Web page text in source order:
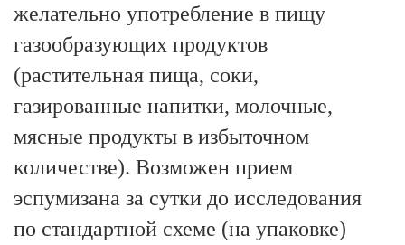
желательно употребление в пищу
газообразующих продуктов
(растительная пища, соки,
газированные напитки, молочные,
мясные продукты в избыточном
количестве). Возможен прием
эспумизана за сутки до исследования
по стандартной схеме (на упаковке)